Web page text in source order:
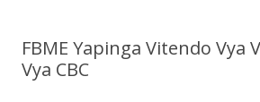
FBME Yapinga Vitendo Vya
Vya CBC